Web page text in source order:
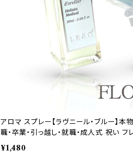
アロマ スプレー【ラヴニール・ブルー】
職・卒業・引っ越し・就職・成人式 祝い
睡眠 おやすみ ルーム ガーデン 誕生日 父
¥1,480